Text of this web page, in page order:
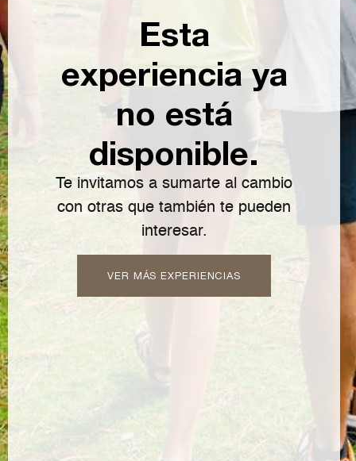
Esta
experiencia ya
no está
disponible.
Te invitamos a sumarte al cambio
con otras que también te pueden
interesar.
VER MÁS EXPERIENCIAS